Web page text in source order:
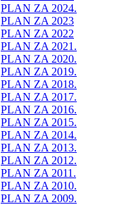
PLAN ZA 2024.
PLAN ZA 2023
PLAN ZA 2022
PLAN ZA 2021.
PLAN ZA 2020.
PLAN ZA 2019.
PLAN ZA 2018.
PLAN ZA 2017.
PLAN ZA 2016.
PLAN ZA 2015.
PLAN ZA 2014.
PLAN ZA 2013.
PLAN ZA 2012.
PLAN ZA 2011.
PLAN ZA 2010.
PLAN ZA 2009.